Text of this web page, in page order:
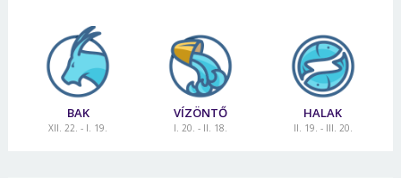
BAK
XII. 22. - I. 19.
VÍZÖNTŐ
I. 20. - II. 18.
HALAK
II. 19. - III. 20.